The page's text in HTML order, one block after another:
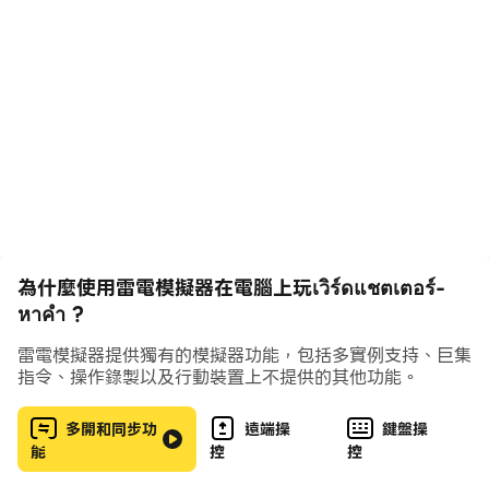
form words. This will help you eliminate blocks to
pass levels faster.
This is a word guessing game that's harder than
you think, with over 2000 levels for you. Let's see
how far you can reach the level.
為什麼使用雷電模擬器在電腦上玩เวิร์ดแชตเตอร์-
หาคำ ?
雷電模擬器提供獨有的模擬器功能，包括多實例支持、巨集
指令、操作錄製以及行動裝置上不提供的其他功能。
多開和同步功
能
遠端操
控
鍵盤操
控